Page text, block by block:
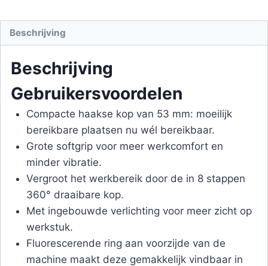
aantal
Beschrijving
Beschrijving
Gebruikersvoordelen
Compacte haakse kop van 53 mm: moeilijk
bereikbare plaatsen nu wél bereikbaar.
Grote softgrip voor meer werkcomfort en
minder vibratie.
Vergroot het werkbereik door de in 8 stappen
360° draaibare kop.
Met ingebouwde verlichting voor meer zicht op
werkstuk.
Fluorescerende ring aan voorzijde van de
machine maakt deze gemakkelijk vindbaar in